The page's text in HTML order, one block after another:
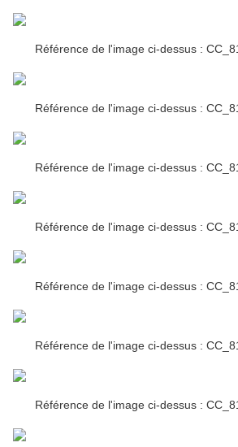
Référence de l'image ci-dessus :
Référence de l'image ci-dessus :
Référence de l'image ci-dessus :
Référence de l'image ci-dessus :
Référence de l'image ci-dessus :
Référence de l'image ci-dessus :
Référence de l'image ci-dessus :